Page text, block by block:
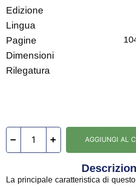
Edizione
Lingua
Pagine
Dimensioni
Rilegatura
AGGIUNGI AL
La principale caratteristica di